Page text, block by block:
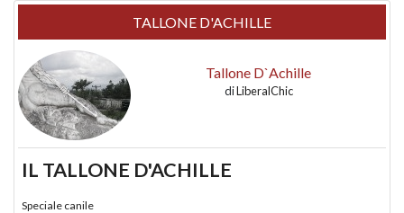
TALLONE D'ACHILLE
Tallone D`Achille
diLiberalChic
IL TALLONE D'ACHILLE
Speciale canile